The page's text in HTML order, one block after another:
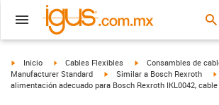
igus-icon-arrow-right
Inicio igus-icon-arrow-right
Cables Flexibles igus-icon-arrow-right
Consambles de
Manufacturer Standard
igus-icon-arrow-right
Similar a Bosch Rexroth
alimentación adecuado para Bosch Rexroth IKL0042,